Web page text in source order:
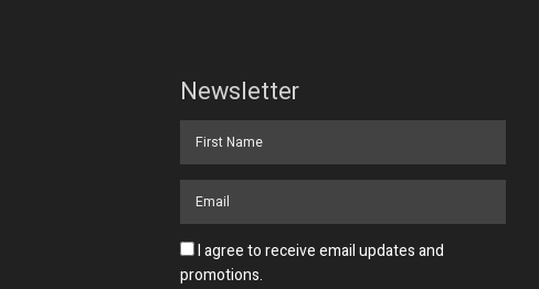
Newsletter
I agree to receive email updates and
promotions.